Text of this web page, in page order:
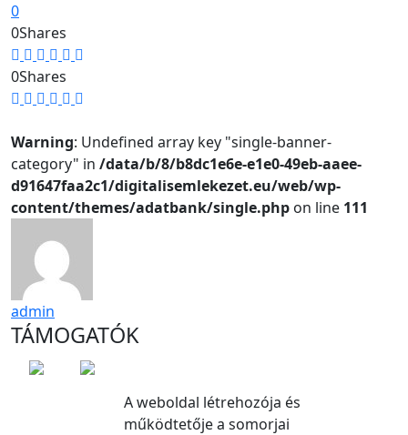
0
0Shares
0Shares
Warning: Undefined array key "single-banner-
category" in /data/b/8/b8dc1e6e-e1e0-49eb-aaee-
d91647faa2c1/digitalisemlekezet.eu/web/wp-
content/themes/adatbank/single.php on line 111
admin
TÁMOGATÓK
A weboldal létrehozója és
működtetője a somorjai